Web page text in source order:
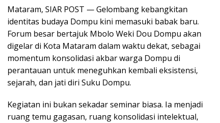
Mataram, SIAR POST — Gelombang kebangkitan
identitas budaya Dompu kini memasuki babak baru.
Forum besar bertajuk Mbolo Weki Dou Dompu akan
digelar di Kota Mataram dalam waktu dekat, sebagai
momentum konsolidasi akbar warga Dompu di
perantauan untuk meneguhkan kembali eksistensi,
sejarah, dan jati diri Suku Dompu.
Kegiatan ini bukan sekadar seminar biasa. Ia menjadi
ruang temu gagasan, ruang konsolidasi intelektual,